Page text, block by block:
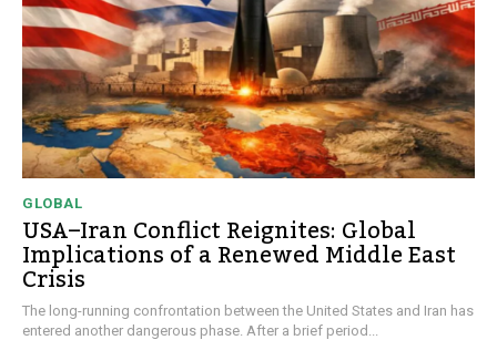
GLOBAL
USA–Iran Conflict Reignites: Global
Implications of a Renewed Middle East
Crisis
The long-running confrontation between the United States and Iran has
entered another dangerous phase. After a brief period...